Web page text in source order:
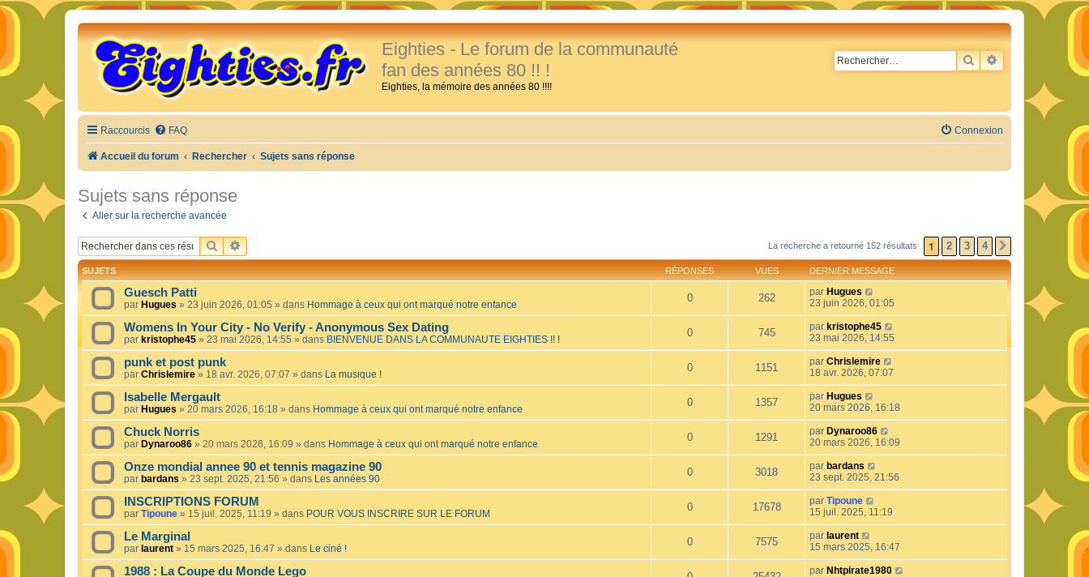
Eighties - Le forum de la communauté
fan des années 80 !! !
Eighties, la mémoire des années 80 !!!!
RECHERCHER
RECHERCHE
Raccourcis FAQ Connexion
Accueil du forum Rechercher Sujets sans réponse
Sujets sans réponse
Aller sur la recherche avancée
RECHERCHER
RECHERCHE AVANCÉE La recherche a retourné 152 résultats 1 2 3 4
SUJETS RÉPONSES VUES DERNIER MESSAGE
Guesch Patti
par Hugues » 23 juin 2026, 01:05 » dans Hommage à ceux qui ont marqué notre enfance
0 262 par Hugues
23 juin 2026, 01:05
Womens In Your City - No Verify - Anonymous Sex Dating
par kristophe45 » 23 mai 2026, 14:55 » dans BIENVENUE DANS LA COMMUNAUTE EIGHTIES !! !
0 745 par kristophe45
23 mai 2026, 14:55
punk et post punk
par Chrislemire » 18 avr. 2026, 07:07 » dans La musique !
0 1151 par Chrislemire
18 avr. 2026, 07:07
Isabelle Mergault
par Hugues » 20 mars 2026, 16:18 » dans Hommage à ceux qui ont marqué notre enfance
0 1357 par Hugues
20 mars 2026, 16:18
Chuck Norris
par Dynaroo86 » 20 mars 2026, 16:09 » dans Hommage à ceux qui ont marqué notre enfance
0 1291 par Dynaroo86
20 mars 2026, 16:09
Onze mondial annee 90 et tennis magazine 90
par bardans » 23 sept. 2025, 21:56 » dans Les années 90
0 3018 par bardans
23 sept. 2025, 21:56
INSCRIPTIONS FORUM
par Tipoune » 15 juil. 2025, 11:19 » dans POUR VOUS INSCRIRE SUR LE FORUM
0 17678 par Tipoune
15 juil. 2025, 11:19
Le Marginal
par laurent » 15 mars 2025, 16:47 » dans Le ciné !
0 7575 par laurent
15 mars 2025, 16:47
1988 : La Coupe du Monde Lego par Nhtpirate1980